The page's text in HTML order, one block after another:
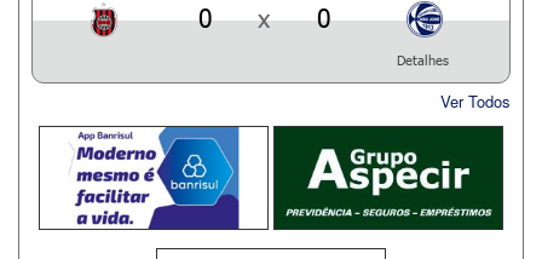
0 x 0
Detalhes
Ver Todos